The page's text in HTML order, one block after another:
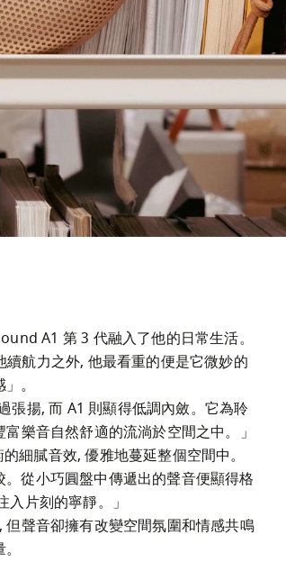
A1 第 3 代融入了他的日常生活。
航力之外, 他最看重的便是它微妙的
。
張揚, 而 A1 則顯得低調內斂。它為聆
樂音自然舒適的流淌於空間之中。」
細膩音效, 優雅地蔓延整個空間中。
從小巧圓盤中傳遞出的聲音便顯得格
片刻的寧靜。」
聲音卻擁有改變空間氛圍和情感共鳴